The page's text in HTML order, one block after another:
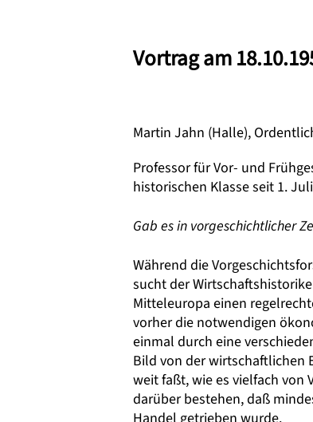
Vortrag am
Martin Jahn (Halle),
Professor für Vor- und
historischen Klasse seit 1.
Gab es in vorgeschichtlicher
Während die
sucht der
Mitteleuropa einen
vorher die notwendigen
einmal durch eine
Bild von der wirtschaftlichen
weit faßt, wie es vielfach von
darüber bestehen, daß